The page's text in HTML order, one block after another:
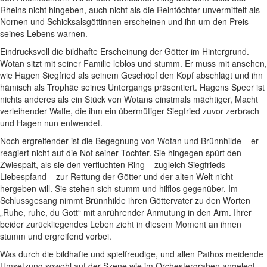
Rheins nicht hingeben, auch nicht als die Reintöchter unvermittelt als
Nornen und Schicksalsgöttinnen erscheinen und ihn um den Preis
seines Lebens warnen.
Eindrucksvoll die bildhafte Erscheinung der Götter im Hintergrund.
Wotan sitzt mit seiner Familie leblos und stumm. Er muss mit ansehen,
wie Hagen Siegfried als seinem Geschöpf den Kopf abschlägt und ihn
hämisch als Trophäe seines Untergangs präsentiert. Hagens Speer ist
nichts anderes als ein Stück von Wotans einstmals mächtiger, Macht
verleihender Waffe, die ihm ein übermütiger Siegfried zuvor zerbrach
und Hagen nun entwendet.
Noch ergreifender ist die Begegnung von Wotan und Brünnhilde – er
reagiert nicht auf die Not seiner Tochter. Sie hingegen spürt den
Zwiespalt, als sie den verfluchten Ring – zugleich Siegfrieds
Liebespfand – zur Rettung der Götter und der alten Welt nicht
hergeben will. Sie stehen sich stumm und hilflos gegenüber. Im
Schlussgesang nimmt Brünnhilde ihren Göttervater zu den Worten
„Ruhe, ruhe, du Gott“ mit anrührender Anmutung in den Arm. Ihrer
beider zurückliegendes Leben zieht in diesem Moment an ihnen
stumm und ergreifend vorbei.
Was durch die bildhafte und spielfreudige, und allen Pathos meidende